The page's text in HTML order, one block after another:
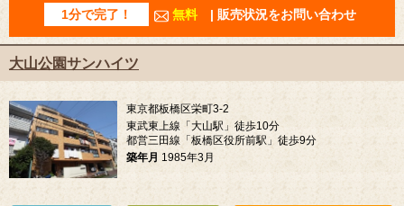
1分で完了！ 無料 | 販売状況をお問い合わせ
大山公園サンハイツ
東京都板橋区栄町3-2
東武東上線「大山駅」徒歩10分
都営三田線「板橋区役所前駅」徒歩9分
築年月 1985年3月